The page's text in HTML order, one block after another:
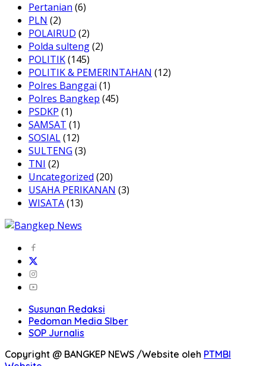
Pertanian (6)
PLN (2)
POLAIRUD (2)
Polda sulteng(2)
POLITIK(145)
POLITIK & PEMERINTAHAN (12)
Polres Banggai (1)
Polres Bangkep (45)
PSDKP (1)
SAMSAT (1)
SOSIAL(12)
SULTENG (3)
TNI (2)
Uncategorized (20)
USAHA PERIKANAN (3)
WISATA(13)
Susunan Redaksi
Pedoman Media SIber
SOP Jurnalis
Copyright @ BANGKEP NEWS /Website oleh PTMBI